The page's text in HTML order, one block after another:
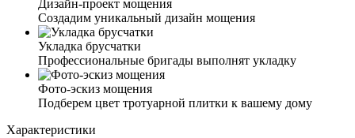
Дизайн-проект мощения
Создадим уникальный дизайн мощения
Укладка брусчатки
Профессиональные бригады выполнят укладку
Фото-эскиз мощения
Подберем цвет тротуарной плитки к вашему дому
Характеристики